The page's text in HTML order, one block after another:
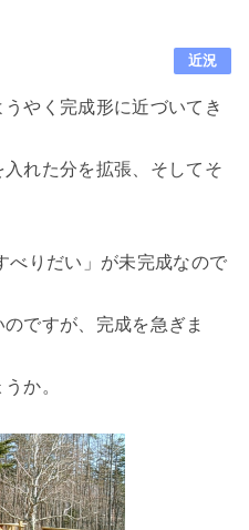
近況
やく完成形に近づいてき
れた分を拡張、そしてそ
べりだい」が未完成なので
ですが、完成を急ぎま
か。